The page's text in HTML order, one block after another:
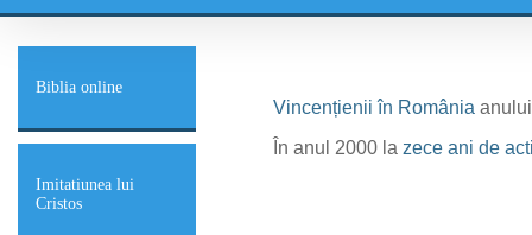
Biblia online
Imitatiunea lui
Cristos
Vincențienii în România
În anul 2000 la zece ani de